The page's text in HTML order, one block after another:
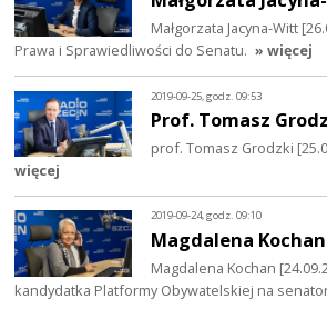
Małgorzata Jacyna-Witt
Prawa i Sprawiedliwości do Senatu. » więcej
2019-09-25, godz. 09:53
Prof. Tomasz
prof. Tomasz Grodzki
więcej
2019-09-24, godz. 09:10
Magdalena Kochan
Magdalena Kochan
kandydatka Platformy Obywatelskiej na